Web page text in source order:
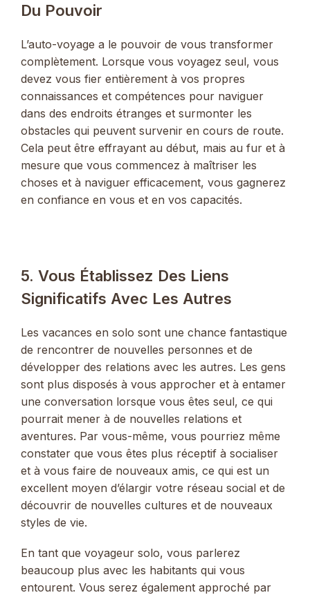
Du Pouvoir
L’auto-voyage a le pouvoir de vous transformer
complètement. Lorsque vous voyagez seul, vous
devez vous fier entièrement à vos propres
connaissances et compétences pour naviguer
dans des endroits étranges et surmonter les
obstacles qui peuvent survenir en cours de route.
Cela peut être effrayant au début, mais au fur et à
mesure que vous commencez à maîtriser les
choses et à naviguer efficacement, vous gagnerez
en confiance en vous et en vos capacités.
5. Vous Établissez Des Liens
Significatifs Avec Les Autres
Les vacances en solo sont une chance fantastique
de rencontrer de nouvelles personnes et de
développer des relations avec les autres. Les gens
sont plus disposés à vous approcher et à entamer
une conversation lorsque vous êtes seul, ce qui
pourrait mener à de nouvelles relations et
aventures. Par vous-même, vous pourriez même
constater que vous êtes plus réceptif à socialiser
et à vous faire de nouveaux amis, ce qui est un
excellent moyen d’élargir votre réseau social et de
découvrir de nouvelles cultures et de nouveaux
styles de vie.
En tant que voyageur solo, vous parlerez
beaucoup plus avec les habitants qui vous
entourent. Vous serez également approché par